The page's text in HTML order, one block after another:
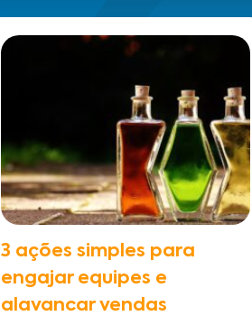
3 ações simples para
engajar equipes e
alavancar vendas